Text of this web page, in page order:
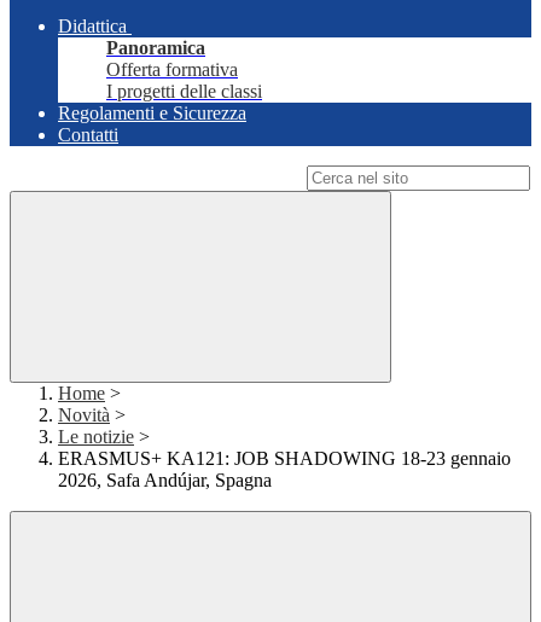
Didattica
Panoramica
Offerta formativa
I progetti delle classi
Regolamenti e Sicurezza
Contatti
Home >
Novità >
Le notizie >
ERASMUS+ KA121: JOB SHADOWING 18-23 gennaio
2026, Safa Andújar, Spagna